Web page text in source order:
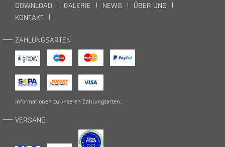
DOWNLOAD GALERIE NEWS
ÜBER UNS
KONTAKT
ZAHLUNGSARTEN
Informationen zu unseren Zahlungsarten.
VERSAND